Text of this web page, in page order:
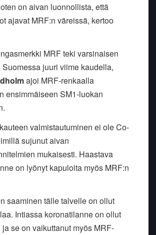
on aivan luonnollista, että
ajavat MRF:n väreissä, kertoo
MRF teki varsinaisen
juuri viime kaudella,
ajoi MRF-renkaalla
ensimmäiseen SM1-luokan
valmistautuminen ei ole Co-
sujunut aivan
mukaisesti. Haastava
on lyönyt kapuloita myös MRF:n
saaminen tälle talvelle on ollut
Intiassa koronatilanne on ollut
se on vaikuttanut myös MRF-